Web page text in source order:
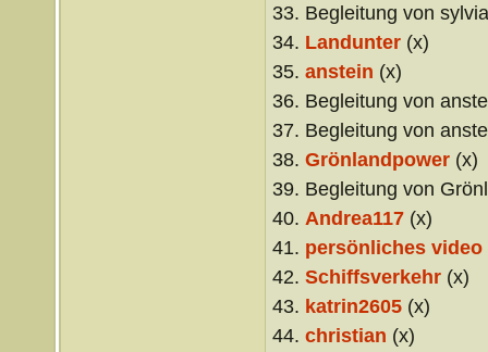
33. Begleitung von
34. Landunter(x)
35. anstein (x)
36. Begleitung von
37. Begleitung von
38. Grönlandpower(x)
39. Begleitung von
40. Andrea117(x)
41. persönliches video
42. Schiffsverkehr(x)
43. katrin2605(x)
44. christian (x)